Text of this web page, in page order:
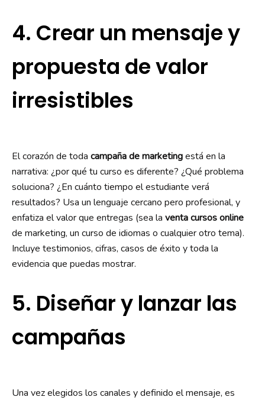
4. Crear un mensaje y
propuesta de valor
irresistibles
El corazón de toda campaña de marketingestá en la
narrativa: ¿por qué tu curso es diferente? ¿Qué problema
soluciona? ¿En cuánto tiempo el estudiante verá
resultados? Usa un lenguaje cercano pero profesional, y
enfatiza el valor que entregas (sea la venta cursos online
de marketing, un curso de idiomas o cualquier otro tema).
Incluye testimonios, cifras, casos de éxito y toda la
evidencia que puedas mostrar.
5. Diseñar y lanzar las
campañas
Una vez elegidos los canales y definido el mensaje, es